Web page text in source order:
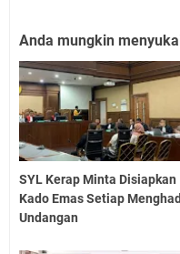
Anda mungkin
SYL Kerap Minta Disiapkan
Kado Emas Setiap
Undangan